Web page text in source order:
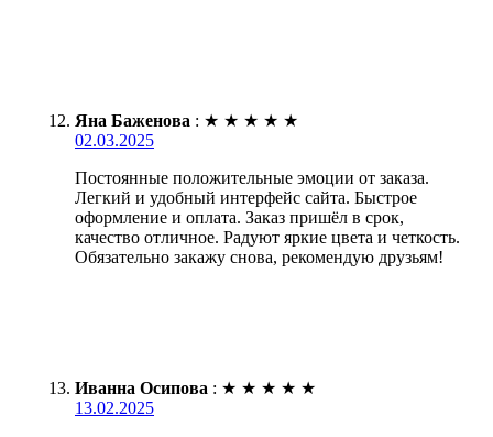
Яна Баженова : ★ ★ ★ ★ ★
02.03.2025
Постоянные положительные эмоции от заказа.
Легкий и удобный интерфейс сайта. Быстрое
оформление и оплата. Заказ пришёл в срок,
качество отличное. Радуют яркие цвета и четкость.
Обязательно закажу снова, рекомендую друзьям!
Иванна Осипова : ★ ★ ★ ★ ★
13.02.2025